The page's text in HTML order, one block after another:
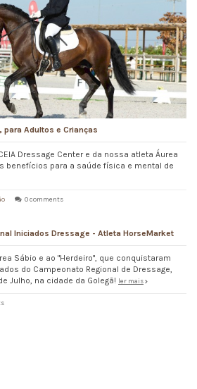
para Adultos e Crianças
Dressage Center e da nossa atleta Áurea
benefícios para a saúde física e mental de
0 comments
Iniciados Dressage - Atleta HorseMarket
Sábio e ao "Herdeiro", que conquistaram
do Campeonato Regional de Dressage,
Julho, na cidade da Golegã! ler mais